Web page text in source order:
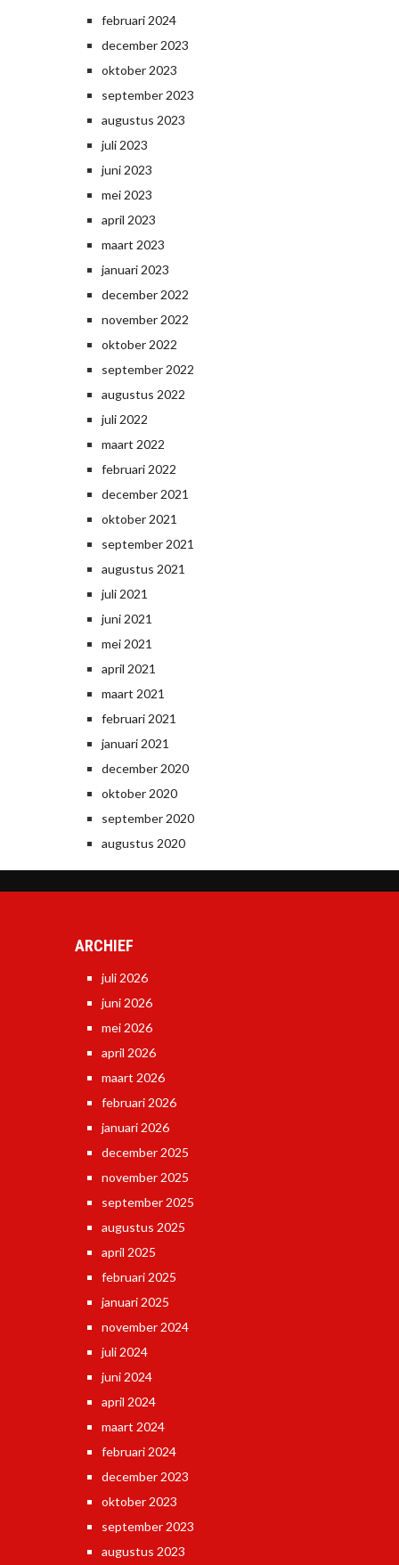
februari 2024
december 2023
oktober 2023
september 2023
augustus 2023
juli 2023
juni 2023
mei 2023
april 2023
maart 2023
januari 2023
december 2022
november 2022
oktober 2022
september 2022
augustus 2022
juli 2022
maart 2022
februari 2022
december 2021
oktober 2021
september 2021
augustus 2021
juli 2021
juni 2021
mei 2021
april 2021
maart 2021
februari 2021
januari 2021
december 2020
oktober 2020
september 2020
augustus 2020
ARCHIEF
juli 2026
juni 2026
mei 2026
april 2026
maart 2026
februari 2026
januari 2026
december 2025
november 2025
september 2025
augustus 2025
april 2025
februari 2025
januari 2025
november 2024
juli 2024
juni 2024
april 2024
maart 2024
februari 2024
december 2023
oktober 2023
september 2023
augustus 2023